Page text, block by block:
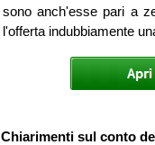
sono anch'esse pari a
l'offerta indubbiamente
Chiarimenti sul conto